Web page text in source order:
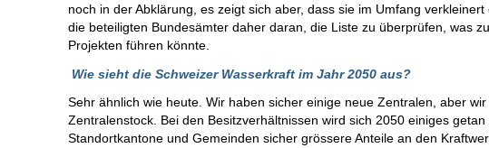
noch in der Abklärung, es zeigt sich aber, dass sie im Umfang
die beteiligten Bundesämter daher daran, die Liste zu überprüfen, was
Projekten führen könnte.
Wie sieht die Schweizer Wasserkraft im Jahr 2050 aus?
Sehr ähnlich wie heute. Wir haben sicher einige neue Zentralen, aber
Zentralenstock. Bei den Besitzverhältnissen wird sich 2050 einiges
Standortkantone und Gemeinden sicher grössere Anteile an den